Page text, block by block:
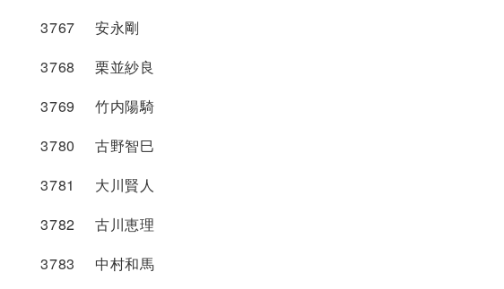
3767 安永剛
3768 栗並紗良
3769 竹内陽騎
3780 古野智巳
3781 大川賢人
3782 古川恵理
3783 中村和馬